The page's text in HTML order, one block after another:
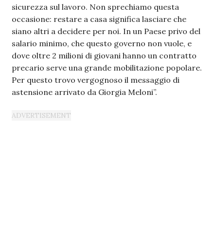
sicurezza sul lavoro. Non sprechiamo questa
occasione: restare a casa significa lasciare che
siano altri a decidere per noi. In un Paese privo del
salario minimo, che questo governo non vuole, e
dove oltre 2 milioni di giovani hanno un contratto
precario serve una grande mobilitazione popolare.
Per questo trovo vergognoso il messaggio di
astensione arrivato da Giorgia Meloni”.